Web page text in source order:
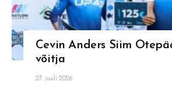
Cevin Anders Siim
võitja
27. juuli 2026